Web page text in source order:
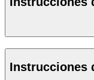
Instrucciones